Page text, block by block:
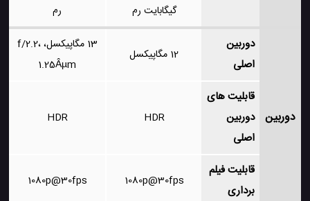
گیگابایت رم
رم
دوربین
دوربین
اصلی
12 مگاپیکسل
13 مگاپیکسل، f/2.2،
1.25Âµm
قابلیت های
دوربین
اصلی
HDR
HDR
قابلیت فیلم
برداری
1080p@30fps
1080p@30fps